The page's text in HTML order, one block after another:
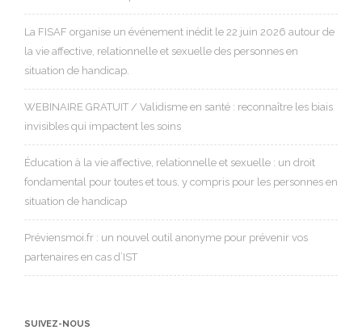
La FISAF organise un événement inédit le 22 juin 2026 autour de
la vie affective, relationnelle et sexuelle des personnes en
situation de handicap.
WEBINAIRE GRATUIT / Validisme en santé : reconnaître les biais
invisibles qui impactent les soins
Éducation à la vie affective, relationnelle et sexuelle : un droit
fondamental pour toutes et tous, y compris pour les personnes en
situation de handicap
Préviensmoi.fr : un nouvel outil anonyme pour prévenir vos
partenaires en cas d’IST
SUIVEZ-NOUS